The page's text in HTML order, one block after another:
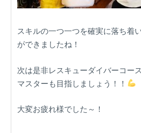
スキルの一つ一つを確実に落ち着
ができましたね！
次は是非レスキューダイバーコー
マスターも目指しましょう！！
大変お疲れ様でした～！